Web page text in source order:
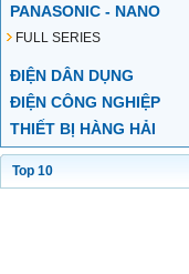
PANASONIC - NANO
FULL SERIES
ĐIỆN DÂN DỤNG
ĐIỆN CÔNG NGHIỆP
THIẾT BỊ HÀNG HẢI
Top 10